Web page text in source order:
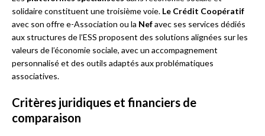
solidaire constituent une troisième voie. Le Crédit Coopératif
avec son offre e-Association ou la Nefavec ses services dédiés
aux structures de l’ESS proposent des solutions alignées sur les
valeurs de l’économie sociale, avec un accompagnement
personnalisé et des outils adaptés aux problématiques
associatives.
Critères juridiques et financiers de
comparaison